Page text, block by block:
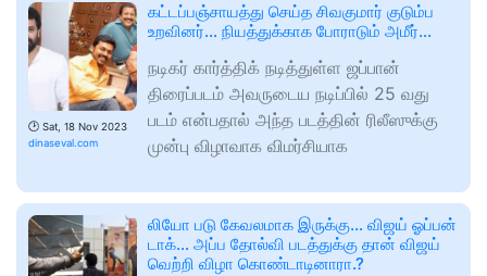
🕑 Sat, 18 Nov 2023
dinaseval.com
கட்டப்பஞ்சாயத்து செய்த சிவகுமார் குடும்ப
உறவினர்… நியத்துக்காக போராடும் அமீர்…
நடிகர் கார்த்திக் நடித்துள்ள ஜப்பான்
திரைப்படம் அவருடைய நடிப்பில் 25 வது
படம் என்பதால் அந்த படத்தின் ரிலீஸுக்கு
முன்பு விழாவாக விமர்சியாக
லியோ படு கேவலமாக இருக்கு… விஜய் ஓப்பன்
டாக்… அப்ப தோல்வி படத்துக்கு தான் விஜய்
வெற்றி விழா கொண்டாடினாரா.?